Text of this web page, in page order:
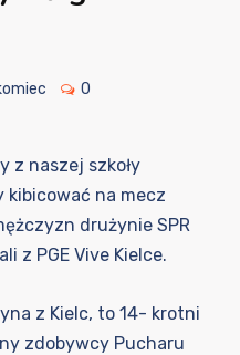
0
z naszej szkoły
kibicować na mecz
drużynie SPR
z PGE Vive Kielce.
z Kielc, to 14- krotni
zdobywcy Pucharu